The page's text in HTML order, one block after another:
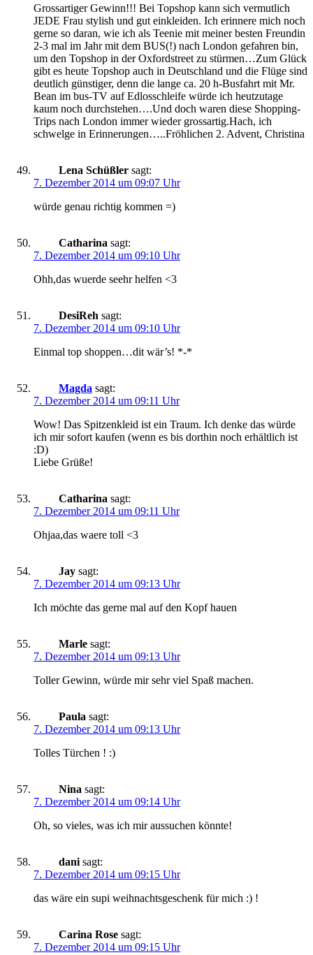
Grossartiger Gewinn!!! Bei Topshop kann sich vermutlich
JEDE Frau stylish und gut einkleiden. Ich erinnere mich noch
gerne so daran, wie ich als Teenie mit meiner besten Freundin
2-3 mal im Jahr mit dem BUS(!) nach London gefahren bin,
um den Topshop in der Oxfordstreet zu stürmen…Zum Glück
gibt es heute Topshop auch in Deutschland und die Flüge sind
deutlich günstiger, denn die lange ca. 20 h-Busfahrt mit Mr.
Bean im bus-TV auf Edlosschleife würde ich heutzutage
kaum noch durchstehen….Und doch waren diese Shopping-
Trips nach London immer wieder grossartig.Hach, ich
schwelge in Erinnerungen…..Fröhlichen 2. Advent, Christina
Lena Schüßler sagt:
7. Dezember 2014 um 09:07 Uhr
würde genau richtig kommen =)
Catharina sagt:
7. Dezember 2014 um 09:10 Uhr
Ohh,das wuerde seehr helfen <3
DesiReh sagt:
7. Dezember 2014 um 09:10 Uhr
Einmal top shoppen…dit wär’s! *-*
Magda sagt:
7. Dezember 2014 um 09:11 Uhr
Wow! Das Spitzenkleid ist ein Traum. Ich denke das würde
ich mir sofort kaufen (wenn es bis dorthin noch erhältlich ist
:D)
Liebe Grüße!
Catharina sagt:
7. Dezember 2014 um 09:11 Uhr
Ohjaa,das waere toll <3
Jay sagt:
7. Dezember 2014 um 09:13 Uhr
Ich möchte das gerne mal auf den Kopf hauen
Marle sagt:
7. Dezember 2014 um 09:13 Uhr
Toller Gewinn, würde mir sehr viel Spaß machen.
Paula sagt:
7. Dezember 2014 um 09:13 Uhr
Tolles Türchen ! :)
Nina sagt:
7. Dezember 2014 um 09:14 Uhr
Oh, so vieles, was ich mir aussuchen könnte!
dani sagt:
7. Dezember 2014 um 09:15 Uhr
das wäre ein supi weihnachtsgeschenk für mich :) !
Carina Rose sagt:
7. Dezember 2014 um 09:15 Uhr